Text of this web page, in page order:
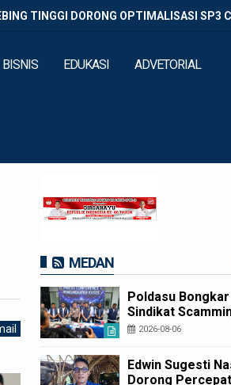
TINGGI DORONG OPTIMALISASI SP3
BISNIS EDUKASI ADVETORIAL
MEDAN
Poldasu Bongkar
Sindikat
Internasional di
Korban Rugi
2026-08-06
Edwin Sugesti
Dorong